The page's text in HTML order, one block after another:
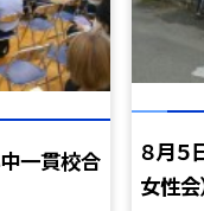
中一貫校合
８月５
女性会